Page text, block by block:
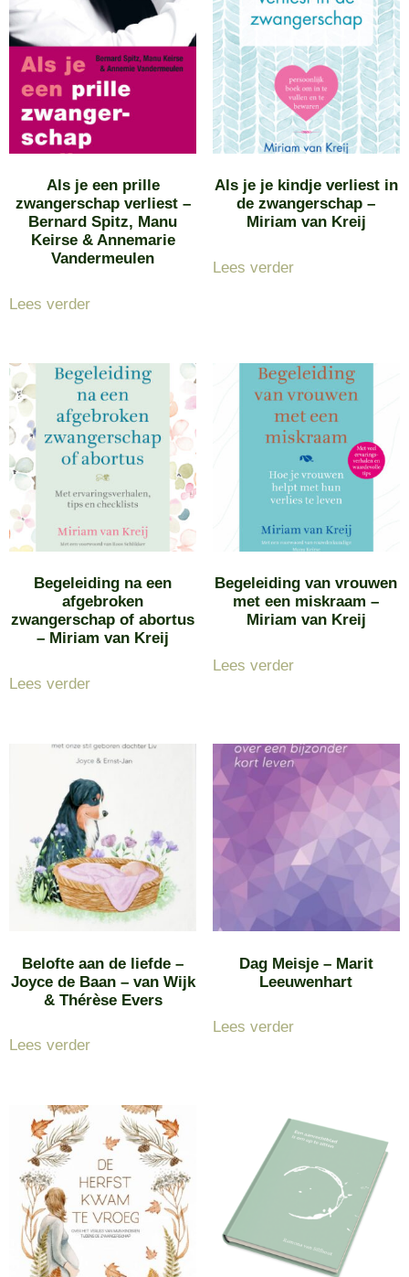
Als je een prille
zwangerschap verliest –
Bernard Spitz, Manu
Keirse & Annemarie
Vandermeulen
Lees verder
Als je je kindje verliest in
de zwangerschap –
Miriam van Kreij
Lees verder
Begeleiding na een
afgebroken
zwangerschap of abortus
– Miriam van Kreij
Lees verder
Begeleiding van vrouwen
met een miskraam –
Miriam van Kreij
Lees verder
Belofte aan de liefde –
Joyce de Baan – van Wijk
& Thérèse Evers
Lees verder
Dag Meisje – Marit
Leeuwenhart
Lees verder